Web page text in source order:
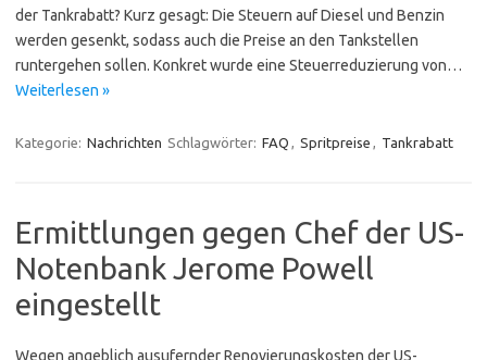
der Tankrabatt? Kurz gesagt: Die Steuern auf Diesel und Benzin
werden gesenkt, sodass auch die Preise an den Tankstellen
runtergehen sollen. Konkret wurde eine Steuerreduzierung von…
Weiterlesen »
Kategorie: Nachrichten Schlagwörter: FAQ , Spritpreise , Tankrabatt
Ermittlungen gegen Chef der US-
Notenbank Jerome Powell
eingestellt
Wegen angeblich ausufernder Renovierungskosten der US-